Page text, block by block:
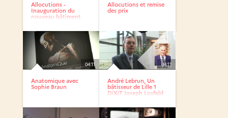
Allocutions -
Inauguration du
nouveau bâtiment
Allocutions et remise
des prix
04:11
Anatomique avec
Sophie Braun
04:11
André Lebrun, Un
bâtisseur de Lille 1
DiXiT Joseph Losfeld